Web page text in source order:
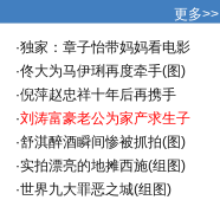
更多>>
·独家：章子怡带妈妈看电影
·佟大为马伊琍再度牵手(图)
·倪萍赵忠祥十年后再携手
·刘涛富豪老公为家产求生子
·舒淇醉酒瞬间惨被抓拍(图)
·实拍漂亮的地摊西施(组图)
·世界九大罪恶之城(组图)